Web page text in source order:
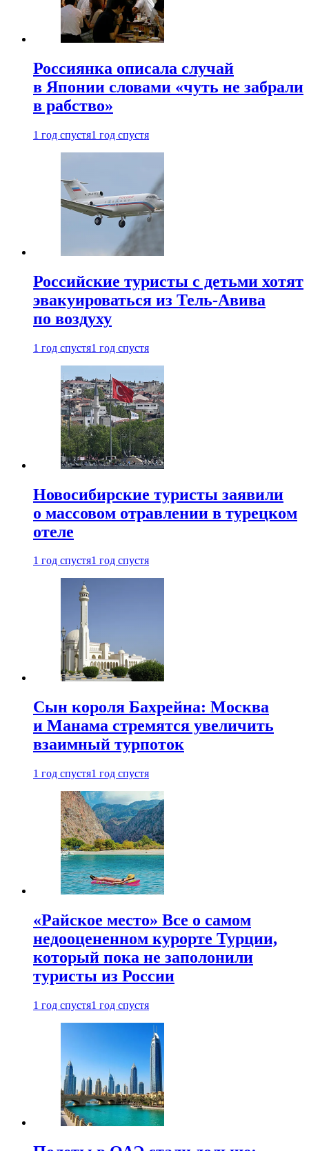
Россиянка описала случай
в Японии словами «чуть не забрали
в рабство»
1 год спустя1 год спустя
Российские туристы с детьми хотят
эвакуироваться из Тель-Авива
по воздуху
1 год спустя1 год спустя
Новосибирские туристы заявили
о массовом отравлении в турецком
отеле
1 год спустя1 год спустя
Сын короля Бахрейна: Москва
и Манама стремятся увеличить
взаимный турпоток
1 год спустя1 год спустя
«Райское место» Все о самом
недооцененном курорте Турции,
который пока не заполонили
туристы из России
1 год спустя1 год спустя